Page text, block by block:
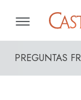
PREGUNTAS